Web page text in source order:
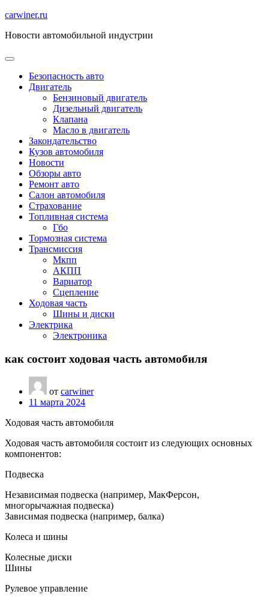
Перейти
содержимому
carwiner.ru
Новости автомобильной индустрии
Безопасность авто
Двигатель
Бензиновый двигатель
Дизельный двигатель
Клапана
Масло в двигатель
Закондательство
Кузов автомобиля
Новости
Обзоры авто
Ремонт авто
Салон автомобиля
Страхование
Топливная система
Гбо
Тормозная система
Трансмиссия
Мкпп
АКПП
Вариатор
Сцепление
Ходовая часть
Шины и диски
Электрика
Электроника
как состоит ходовая часть автомобиля
от carwiner
11 марта 2024
Ходовая часть автомобиля
Ходовая часть автомобиля состоит из следующих основных
компонентов:
Подвеска
Независимая подвеска (например, МакФерсон,
многорычажная подвеска)
Зависимая подвеска (например, балка)
Колеса и шины
Колесные диски
Шины
Рулевое управление